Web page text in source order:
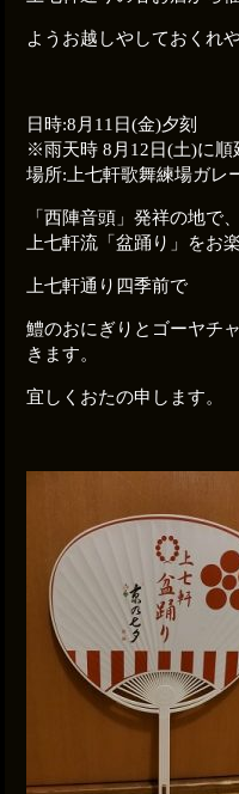
ようお越しやしておくれや
日時:8月11日(金)夕刻
※雨天時 8月12日(土)に順
場所:上七軒歌舞練場ガレ
「西陣音頭」発祥の地で、
上七軒流「盆踊り」をお
上七軒通り四季前で
鱧のおにぎりとゴーヤチ
きます。
宜しくおたの申します。